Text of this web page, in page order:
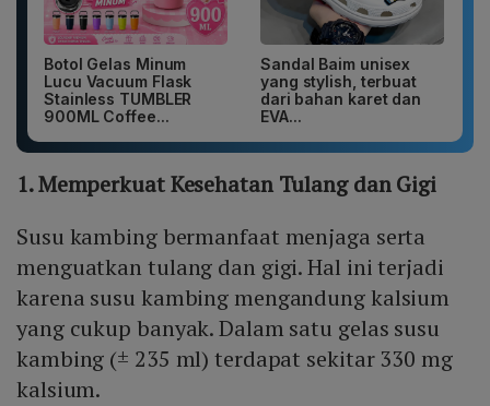
Botol Gelas Minum
Lucu Vacuum Flask
Stainless TUMBLER
900ML Coffee...
Sandal Baim unisex
yang stylish, terbuat
dari bahan karet dan
EVA...
1. Memperkuat Kesehatan Tulang dan Gigi
Susu kambing bermanfaat menjaga serta
menguatkan tulang dan gigi. Hal ini terjadi
karena susu kambing mengandung kalsium
yang cukup banyak. Dalam satu gelas susu
kambing (± 235 ml) terdapat sekitar 330 mg
kalsium.